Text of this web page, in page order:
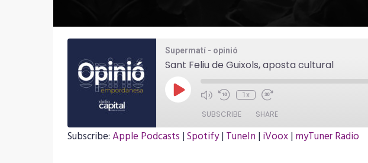
Supermatí - opinió
Sant Feliu de Guixols, aposta cultural
P
l
E
p
1x
SUBSCRIBE SHARE
Subscribe:Apple Podcasts |Spotify|TuneIn |iVoox|myTuner Radio